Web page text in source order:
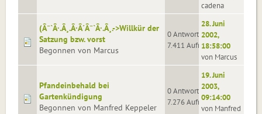
cadena
(Â¯`Â·.Â¸.Â·Â´Â¯`Â·.Â¸.->Willkür der
Satzung bzw. vorst
Begonnen von Marcus
0 Antworten
7.411 Aufrufe
28. Juni
2002,
18:58:00
von Marcus
Pfandeinbehald bei
Gartenkündigung
Begonnen von Manfred Keppeler
0 Antworten
7.276 Aufrufe
19. Juni
2003,
09:14:00
von Manfred